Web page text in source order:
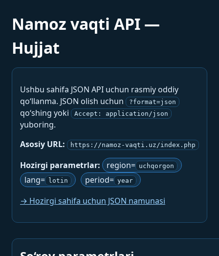
Namoz vaqti API —
Hujjat
Ushbu sahifa JSON API uchun rasmiy oddiy
qo‘llanma. JSON olish uchun
?format=json
qo‘shing yoki Accept: application/json
yuboring.
Asosiy URL:
https://namoz-vaqti.uz/index.php
Hozirgi parametrlar: region= uchqorgon
lang= lotin period= year
→ Hozirgi sahifa uchun JSON namunasi